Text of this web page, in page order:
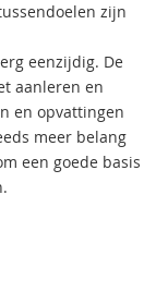
zijn
eenzijdig. De
aanleren en
en opvattingen
meer belang
een goede basis